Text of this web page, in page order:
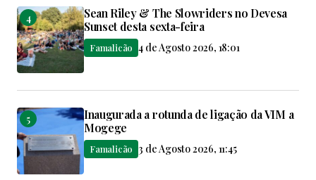
Sean Riley & The Slowriders no Devesa
Sunset desta sexta-feira
Famalicão 4 de Agosto 2026, 18:01
Inaugurada a rotunda de ligação da VIM a
Mogege
Famalicão 3 de Agosto 2026, 11:45